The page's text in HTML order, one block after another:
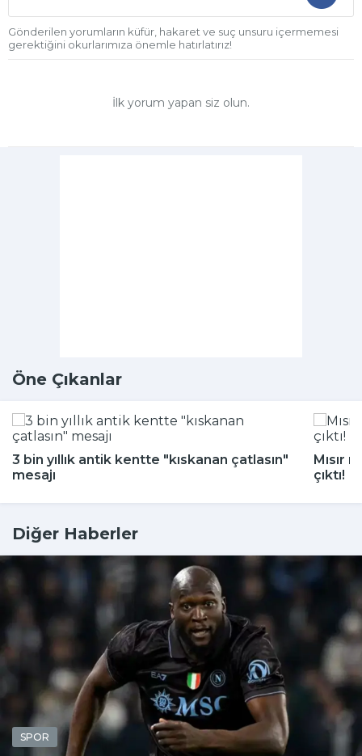
Gönderilen yorumların küfür, hakaret ve suç unsuru içermemesi
gerektiğini okurlarımıza önemle hatırlatırız!
İlk yorum yapan siz olun.
Öne Çıkanlar
3 bin yıllık antik kentte "kıskanan çatlasın"
mesajı
Mısır
çıktı!
Diğer Haberler
SPOR